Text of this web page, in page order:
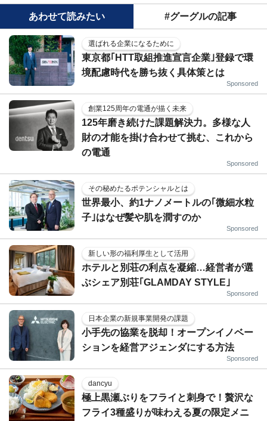
あわせて読みたい #グーグルの記事
選ばれる企業になるために
東京都｢HTT取組推進宣言企業｣登録で環
境配慮時代を勝ち抜く具体策とは
Sponsored
創業125周年の電通が描く未来
125年磨き続けた課題解決力。多様な人
財の才能を掛け合わせて挑む、これから
の電通
Sponsored
その秘めたるポテンシャルとは
世界最小、約1ナノメートルの｢微細水粒
子｣はなぜ髪や肌を潤すのか
Sponsored
新しい形の福利厚生として活用
ホテルと別荘の利点を凝縮…経営者が選
ぶシェア別荘｢GLAMDAY STYLE｣
Sponsored
日本企業の新規事業開発の課題
小手先の協業を脱却！オープンイノベー
ションを経営アジェンダにする方法
Sponsored
dancyu
極上黒瀬ぶりをフライと刺身で！贅沢な
フライ3種盛りが味わえる夏の限定メニ